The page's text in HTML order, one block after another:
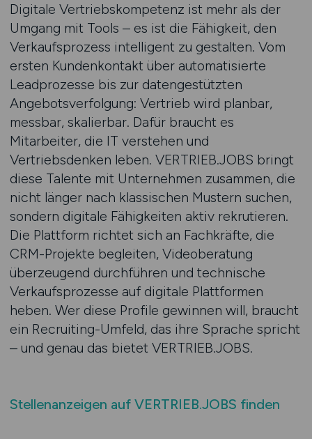
Digitale Vertriebskompetenz ist mehr als der
Umgang mit Tools – es ist die Fähigkeit, den
Verkaufsprozess intelligent zu gestalten. Vom
ersten Kundenkontakt über automatisierte
Leadprozesse bis zur datengestützten
Angebotsverfolgung: Vertrieb wird planbar,
messbar, skalierbar. Dafür braucht es
Mitarbeiter, die IT verstehen und
Vertriebsdenken leben. VERTRIEB.JOBS bringt
diese Talente mit Unternehmen zusammen, die
nicht länger nach klassischen Mustern suchen,
sondern digitale Fähigkeiten aktiv rekrutieren.
Die Plattform richtet sich an Fachkräfte, die
CRM-Projekte begleiten, Videoberatung
überzeugend durchführen und technische
Verkaufsprozesse auf digitale Plattformen
heben. Wer diese Profile gewinnen will, braucht
ein Recruiting-Umfeld, das ihre Sprache spricht
– und genau das bietet VERTRIEB.JOBS.
Stellenanzeigen auf VERTRIEB.JOBS finden